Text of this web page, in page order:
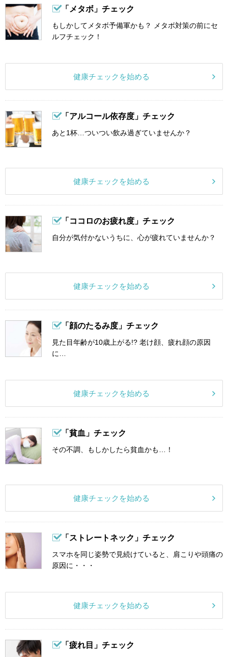
「メタボ」チェック
もしかしてメタボ予備軍かも？ メタボ対策の前にセ
ルフチェック！
健康チェックを始める
「アルコール依存度」チェック
あと1杯…ついつい飲み過ぎていませんか？
健康チェックを始める
「ココロのお疲れ度」チェック
自分が気付かないうちに、心が疲れていませんか？
健康チェックを始める
「顔のたるみ度」チェック
見た目年齢が10歳上がる!? 老け顔、疲れ顔の原因
に…
健康チェックを始める
「貧血」チェック
その不調、もしかしたら貧血かも…！
健康チェックを始める
「ストレートネック」チェック
スマホを同じ姿勢で見続けていると、肩こりや頭痛の
原因に・・・
健康チェックを始める
「疲れ目」チェック